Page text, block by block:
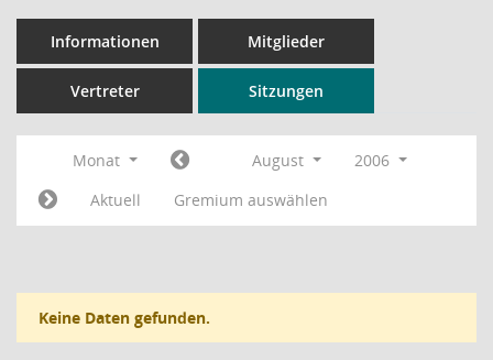
Informationen Mitglieder
Vertreter Sitzungen
Monat August
2006
Aktuell
Gremium auswählen
Keine Daten gefunden.